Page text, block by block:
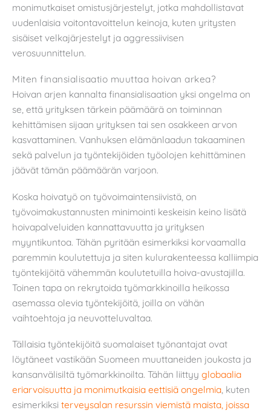
monimutkaiset omistusjärjestelyt, jotka mahdollistavat
uudenlaisia voitontavoittelun keinoja, kuten yritysten
sisäiset velkajärjestelyt ja aggressiivisen
verosuunnittelun.
Miten finansialisaatio muuttaa hoivan arkea?
Hoivan arjen kannalta finansialisaation yksi ongelma on
se, että yrityksen tärkein päämäärä on toiminnan
kehittämisen sijaan yrityksen tai sen osakkeen arvon
kasvattaminen. Vanhuksen elämänlaadun takaaminen
sekä palvelun ja työntekijöiden työolojen kehittäminen
jäävät tämän päämäärän varjoon.
Koska hoivatyö on työvoimaintensiivistä, on
työvoimakustannusten minimointi keskeisin keino lisätä
hoivapalveluiden kannattavuutta ja yrityksen
myyntikuntoa. Tähän pyritään esimerkiksi korvaamalla
paremmin koulutettuja ja siten kulurakenteessa kalliimpia
työntekijöitä vähemmän koulutetuilla hoiva-avustajilla.
Toinen tapa on rekrytoida työmarkkinoilla heikossa
asemassa olevia työntekijöitä, joilla on vähän
vaihtoehtoja ja neuvotteluvaltaa.
Tällaisia työntekijöitä suomalaiset työnantajat ovat
löytäneet vastikään Suomeen muuttaneiden joukosta ja
kansanvälisiltä työmarkkinoilta. Tähän liittyy globaalia
eriarvoisuutta ja monimutkaisia eettisiä ongelmia, kuten
esimerkiksi terveysalan resurssin viemistä maista, joissa